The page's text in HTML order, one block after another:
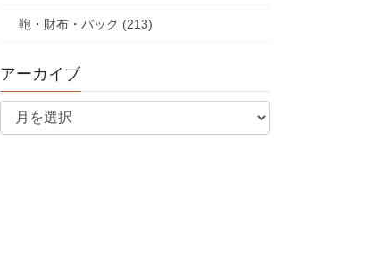
鞄・財布・バック (213)
アーカイブ